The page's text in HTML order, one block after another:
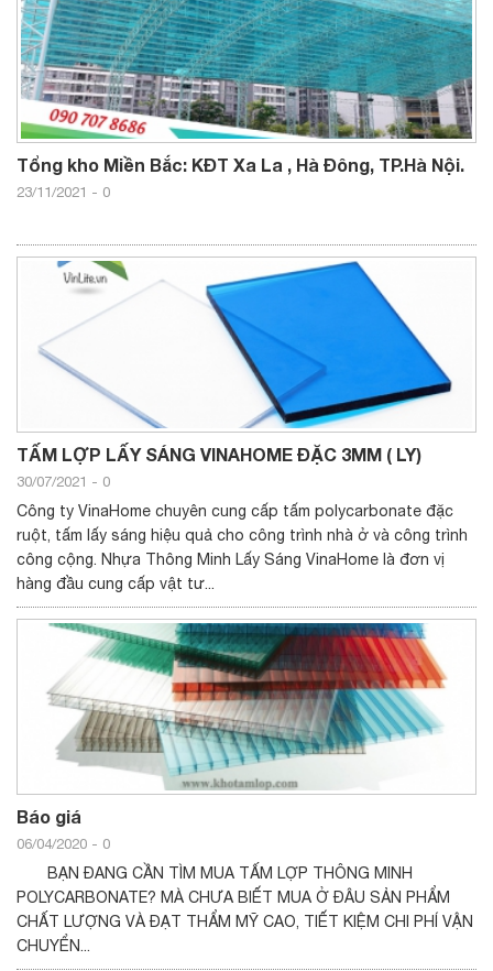
Tổng kho Miền Bắc: KĐT Xa La , Hà Đông, TP.Hà Nội.
23/11/2021 - 0
TẤM LỢP LẤY SÁNG VINAHOME ĐẶC 3MM ( LY)
30/07/2021 - 0
Công ty VinaHome chuyên cung cấp tấm polycarbonate đặc
ruột, tấm lấy sáng hiệu quả cho công trình nhà ở và công trình
công cộng. Nhựa Thông Minh Lấy Sáng VinaHome là đơn vị
hàng đầu cung cấp vật tư...
Báo giá
06/04/2020 - 0
BẠN ĐANG CẦN TÌM MUA TẤM LỢP THÔNG MINH
POLYCARBONATE? MÀ CHƯA BIẾT MUA Ở ĐÂU SẢN PHẨM
CHẤT LƯỢNG VÀ ĐẠT THẨM MỸ CAO, TIẾT KIỆM CHI PHÍ VẬN
CHUYỂN...